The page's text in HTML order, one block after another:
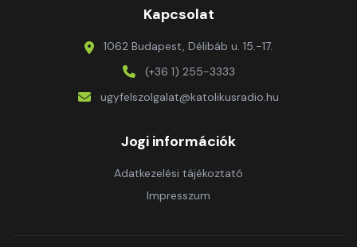
Kapcsolat
1062 Budapest, Délibáb u. 15.-17.
(+36 1) 255-3333
ugyfelszolgalat@katolikusradio.hu
Jogi információk
Adatkezelési tájékoztató
Impresszum